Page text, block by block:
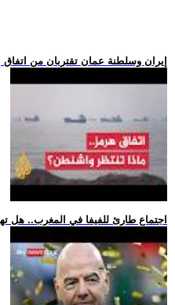
.. إيران وسلطنة عمان تقتربان من
.. اجتماع طارئ للفيفا في المغرب.. هل